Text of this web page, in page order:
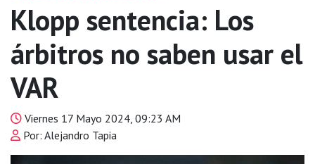
Klopp sentencia: Los
árbitros no saben usar el
VAR
Viernes 17 Mayo 2024, 09:23 AM
Por: Alejandro Tapia